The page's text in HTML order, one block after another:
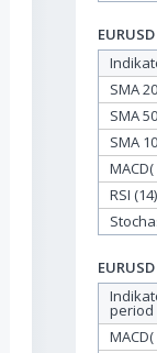
SMA 20
SMA 50
SMA
RSI (14)
period